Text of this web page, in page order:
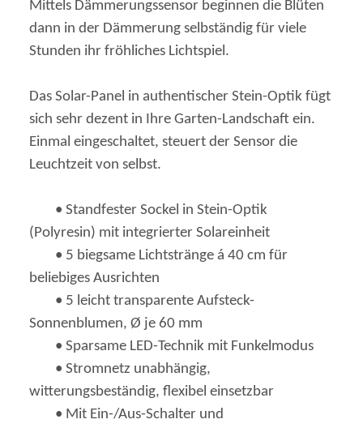
Mittels Dämmerungssensor beginnen die Blüten
dann in der Dämmerung selbständig für viele
Stunden ihr fröhliches Lichtspiel.
Das Solar-Panel in authentischer Stein-Optik fügt
sich sehr dezent in Ihre Garten-Landschaft ein.
Einmal eingeschaltet, steuert der Sensor die
Leuchtzeit von selbst.
• Standfester Sockel in Stein-Optik
(Polyresin) mit integrierter Solareinheit
• 5 biegsame Lichtstränge á 40 cm für
beliebiges Ausrichten
• 5 leicht transparente Aufsteck-
Sonnenblumen, Ø je 60 mm
• Sparsame LED-Technik mit Funkelmodus
• Stromnetz unabhängig,
witterungsbeständig, flexibel einsetzbar
• Mit Ein-/Aus-Schalter und